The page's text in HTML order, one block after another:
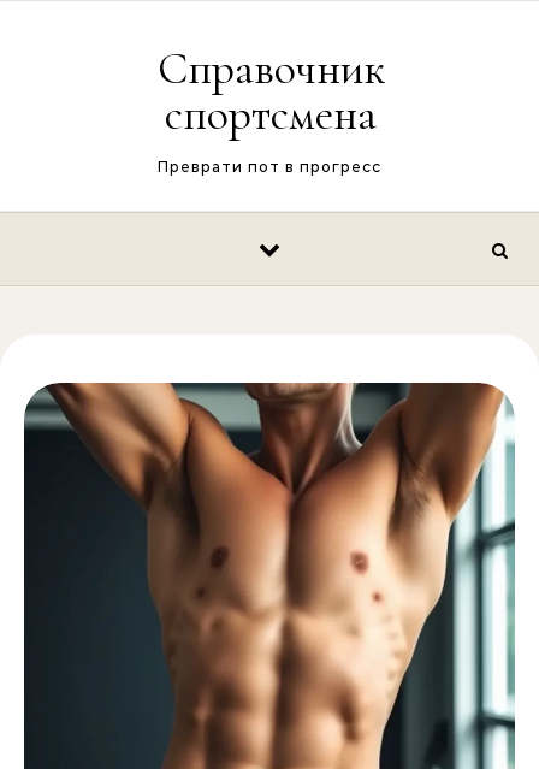
Справочник
спортсмена
Преврати пот в прогресс